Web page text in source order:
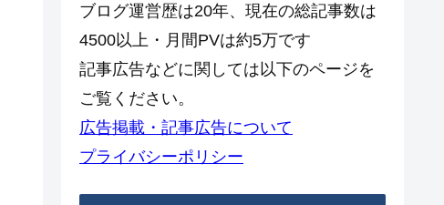
ブログ運営歴は20年、現在の総記事数は
4500以上・月間PVは約5万です
記事広告などに関しては以下のページを
ご覧ください。
広告掲載・記事広告について
プライバシーポリシー